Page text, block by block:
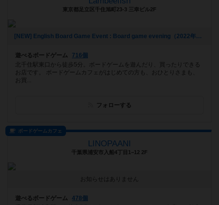
東京都足立区千住旭町23-3 三幸ビル2F
[NEW] English Board Game Event : Board game evening（2022年12月26日 19時41分）
遊べるボードゲーム
716個
北千住駅東口から徒歩5分。ボードゲームを遊んだり、買ったりできる
お店です。 ボードゲームカフェがはじめての方も、おひとりさまも、
お買...
フォローする
ボードゲームカフェ
LINOPAANI
千葉県浦安市入船4丁目1−12 2F
お知らせはありません
遊べるボードゲーム
478個